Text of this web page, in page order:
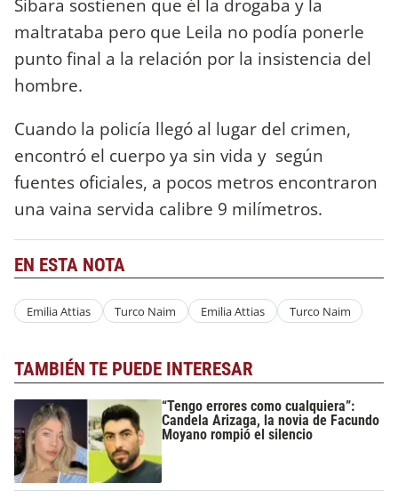
maltrataba pero que Leila no podía ponerle
punto final a la relación por la insistencia del
hombre.
Cuando la policía llegó al lugar del crimen,
encontró el cuerpo ya sin vida y según
fuentes oficiales, a pocos metros encontraron
una vaina servida calibre 9 milímetros.
EN ESTA NOTA
Emilia Attias Turco Naim Emilia Attias Turco Naim
TAMBIÉN TE PUEDE INTERESAR
“Tengo errores como cualquiera”:
Candela Arizaga, la novia de Facundo
Moyano rompió el silencio